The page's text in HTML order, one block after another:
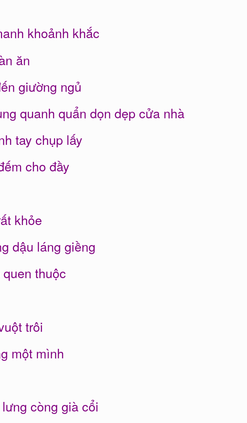
khoảnh khắc
ăn
giường ngủ
quanh quẩn dọn dẹp cửa nhà
tay chụp lấy
cho đầy
khỏe
dậu láng giềng
thuộc
trôi
một mình
còng già cổi